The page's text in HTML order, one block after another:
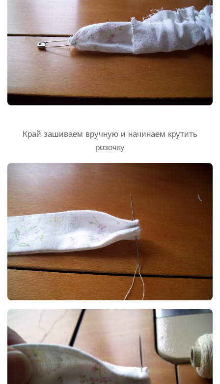
Край зашиваем вручную и начинаем крутить
розочку